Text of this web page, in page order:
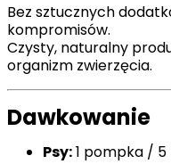
Bez sztucznych
kompromisów.
Czysty, naturalny
organizm zwierzęcia.
Dawkowanie
Psy:1 pompka / 5